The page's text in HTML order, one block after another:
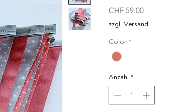
CHF 59.00Preis
zzgl. Versand
Color *
Anzahl *